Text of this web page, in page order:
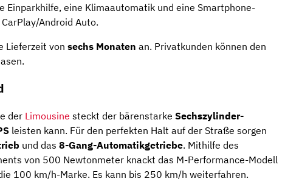
Einparkhilfe, eine Klimaautomatik und eine Smartphone-
Android Auto.
Lieferzeit von sechs Monaten an. Privatkunden können den
der Limousine steckt der bärenstarke Sechszylinder-
leisten kann. Für den perfekten Halt auf der Straße sorgen
und das 8-Gang-Automatik­getriebe. Mithilfe des
von 500 Newtonmeter knackt das M-Performance-Modell
100 km/h-Marke. Es kann bis 250 km/h weiterfahren.